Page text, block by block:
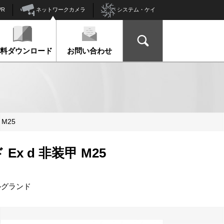
ネットワークカメラ システム・ケイ
ダウンロード お問い合わせ
M25
d 非装甲 M25
ランド